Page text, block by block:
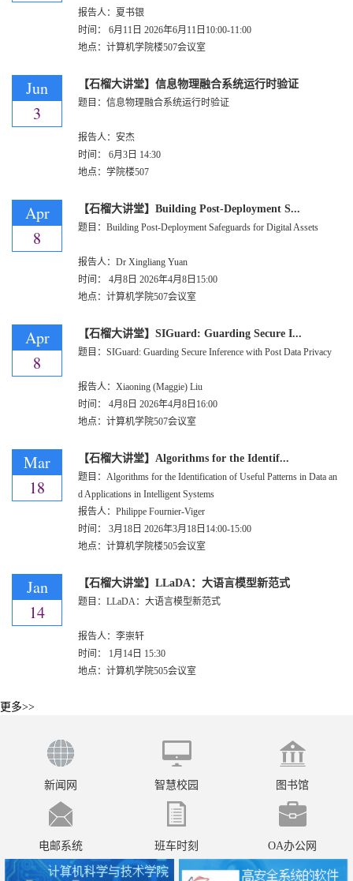
报告人：夏书银
时间： 6月11日 2026年6月11日10:00-11:00
地点：计算机学院楼507会议室
Jun
3
【石榴大讲堂】信息物理融合系统运行时验证
题目：信息物理融合系统运行时验证
报告人：安杰
时间： 6月3日 14:30
地点：学院楼507
Apr
8
【石榴大讲堂】Building Post-Deployment S...
题目：Building Post-Deployment Safeguards for Digital Assets
报告人：Dr Xingliang Yuan
时间： 4月8日 2026年4月8日15:00
地点：计算机学院507会议室
Apr
8
【石榴大讲堂】SIGuard: Guarding Secure I...
题目：SIGuard: Guarding Secure Inference with Post Data Privacy
报告人：Xiaoning (Maggie) Liu
时间： 4月8日 2026年4月8日16:00
地点：计算机学院507会议室
Mar
18
【石榴大讲堂】Algorithms for the Identif...
题目：Algorithms for the Identification of Useful Patterns in Data an
d Applications in Intelligent Systems
报告人：Philippe Fournier-Viger
时间： 3月18日 2026年3月18日14:00-15:00
地点：计算机学院楼505会议室
Jan
14
【石榴大讲堂】LLaDA：大语言模型新范式
题目：LLaDA：大语言模型新范式
报告人：李崇轩
时间： 1月14日 15:30
地点：计算机学院505会议室
更多>>
新闻网 智慧校园 图书馆
电邮系统 班车时刻 OA办公网